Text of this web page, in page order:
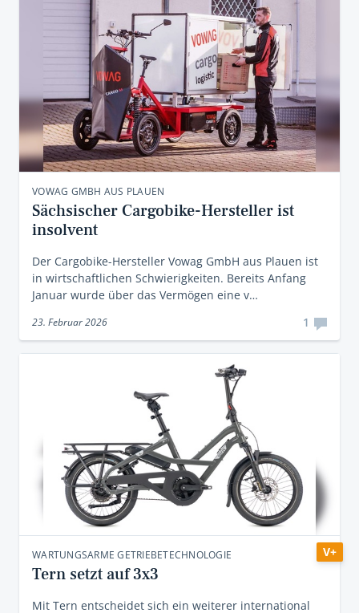
VOWAG GMBH AUS PLAUEN
Sächsischer Cargobike-Hersteller ist
insolvent
Der Cargobike-Hersteller Vowag GmbH aus Plauen ist
in wirtschaftlichen Schwierigkeiten. Bereits Anfang
Januar wurde über das Vermögen eine v…
23. Februar 2026 1
V+
WARTUNGSARME GETRIEBETECHNOLOGIE
Tern setzt auf 3x3
Mit Tern entscheidet sich ein weiterer international